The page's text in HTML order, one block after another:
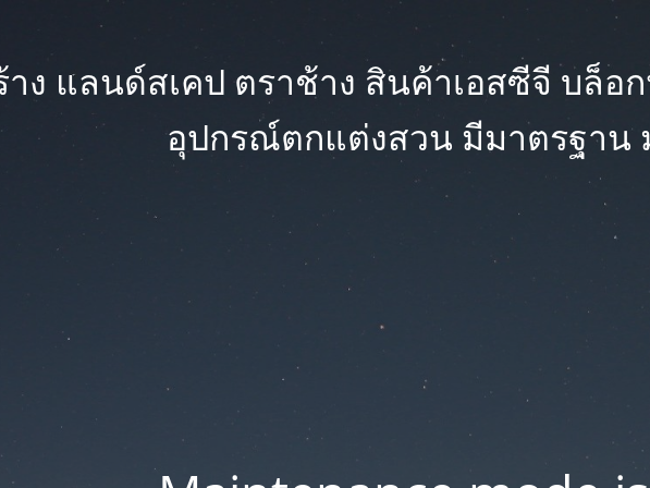
ง แลนด์สเคป ตราช้าง สินค้าเอสซีจี บล็อ
อุปกรณ์ตกแต่งสวน มีมาตรฐาน